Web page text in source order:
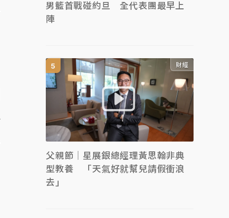
男籃首戰碰約旦 全代表團最早上
陣
財經
父親節｜星展銀總經理黃思翰非典
型教養 「天氣好就幫兒請假衝浪
去」